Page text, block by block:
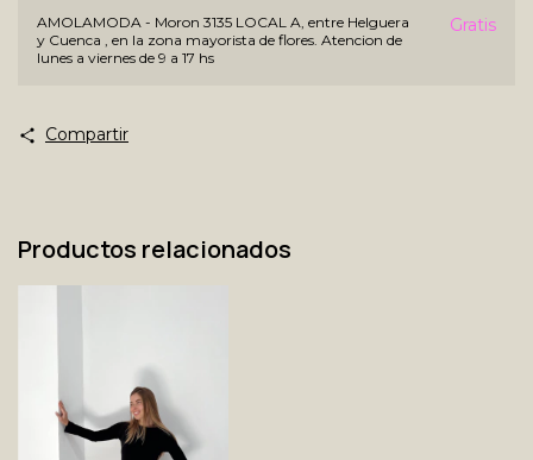
AMOLAMODA - Moron 3135 LOCAL A, entre Helguera
y Cuenca , en la zona mayorista de flores. Atencion de
lunes a viernes de 9 a 17 hs
Gratis
Compartir
Productos relacionados